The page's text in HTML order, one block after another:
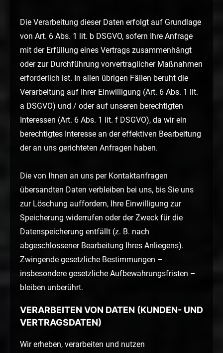
Die Verarbeitung dieser Daten erfolgt auf Grundlage
von Art. 6 Abs. 1 lit. b DSGVO, sofern Ihre Anfrage
mit der Erfüllung eines Vertrags zusammenhängt
oder zur Durchführung vorvertraglicher Maßnahmen
erforderlich ist. In allen übrigen Fällen beruht die
Verarbeitung auf Ihrer Einwilligung (Art. 6 Abs. 1 lit.
a DSGVO) und / oder auf unseren berechtigten
Interessen (Art. 6 Abs. 1 lit. f DSGVO), da wir ein
berechtigtes Interesse an der effektiven Bearbeitung
der an uns gerichteten Anfragen haben.
Die von Ihnen an uns per Kontaktanfragen
übersandten Daten verbleiben bei uns, bis Sie uns
zur Löschung auffordern, Ihre Einwilligung zur
Speicherung widerrufen oder der Zweck für die
Datenspeicherung entfällt (z. B. nach
abgeschlossener Bearbeitung Ihres Anliegens).
Zwingende gesetzliche Bestimmungen –
insbesondere gesetzliche Aufbewahrungsfristen –
bleiben unberührt.
VERARBEITEN VON DATEN (KUNDEN- UND
VERTRAGSDATEN)
Wir erheben, verarbeiten und nutzen